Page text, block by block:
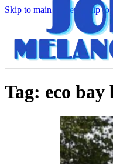
Skip to main content Skip to
Tag: eco bay